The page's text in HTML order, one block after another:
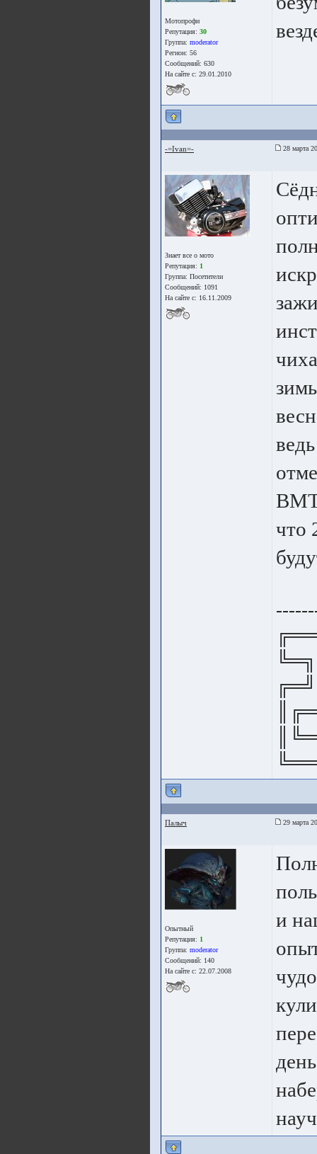
Мотопрофи
Репутация: 30
Группа: moderator
Регион: 56
Сообщений: 630
На сайте с: 29.01.2010
-=Ivan=- 28 марта
Знает все о мото
Репутация: 1
Группа: Посетители
Сообщений: 1091
На сайте с: 16.11.2009
что
Палыч 29 марта
Опытный
Репутация: 1
Группа: moderator
Сообщений: 140
На сайте с: 22.07.2008
и